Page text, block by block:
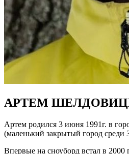
АРТЕМ
Артем родился 3 июня 1991г. в
(маленький закрытый город
Впервые на сноуборд встал в 2000